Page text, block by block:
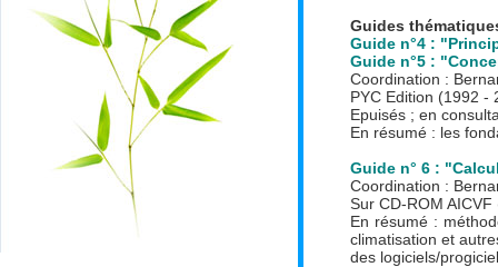
Guides
Guide n°4 :
Guide n°5 :
Coordination :
PYC Edition (1992 -
Epuisés ; en
En résumé : les
Guide n° 6 :
Coordination :
Sur CD-ROM
En résumé :
climatisation et
des logiciels/